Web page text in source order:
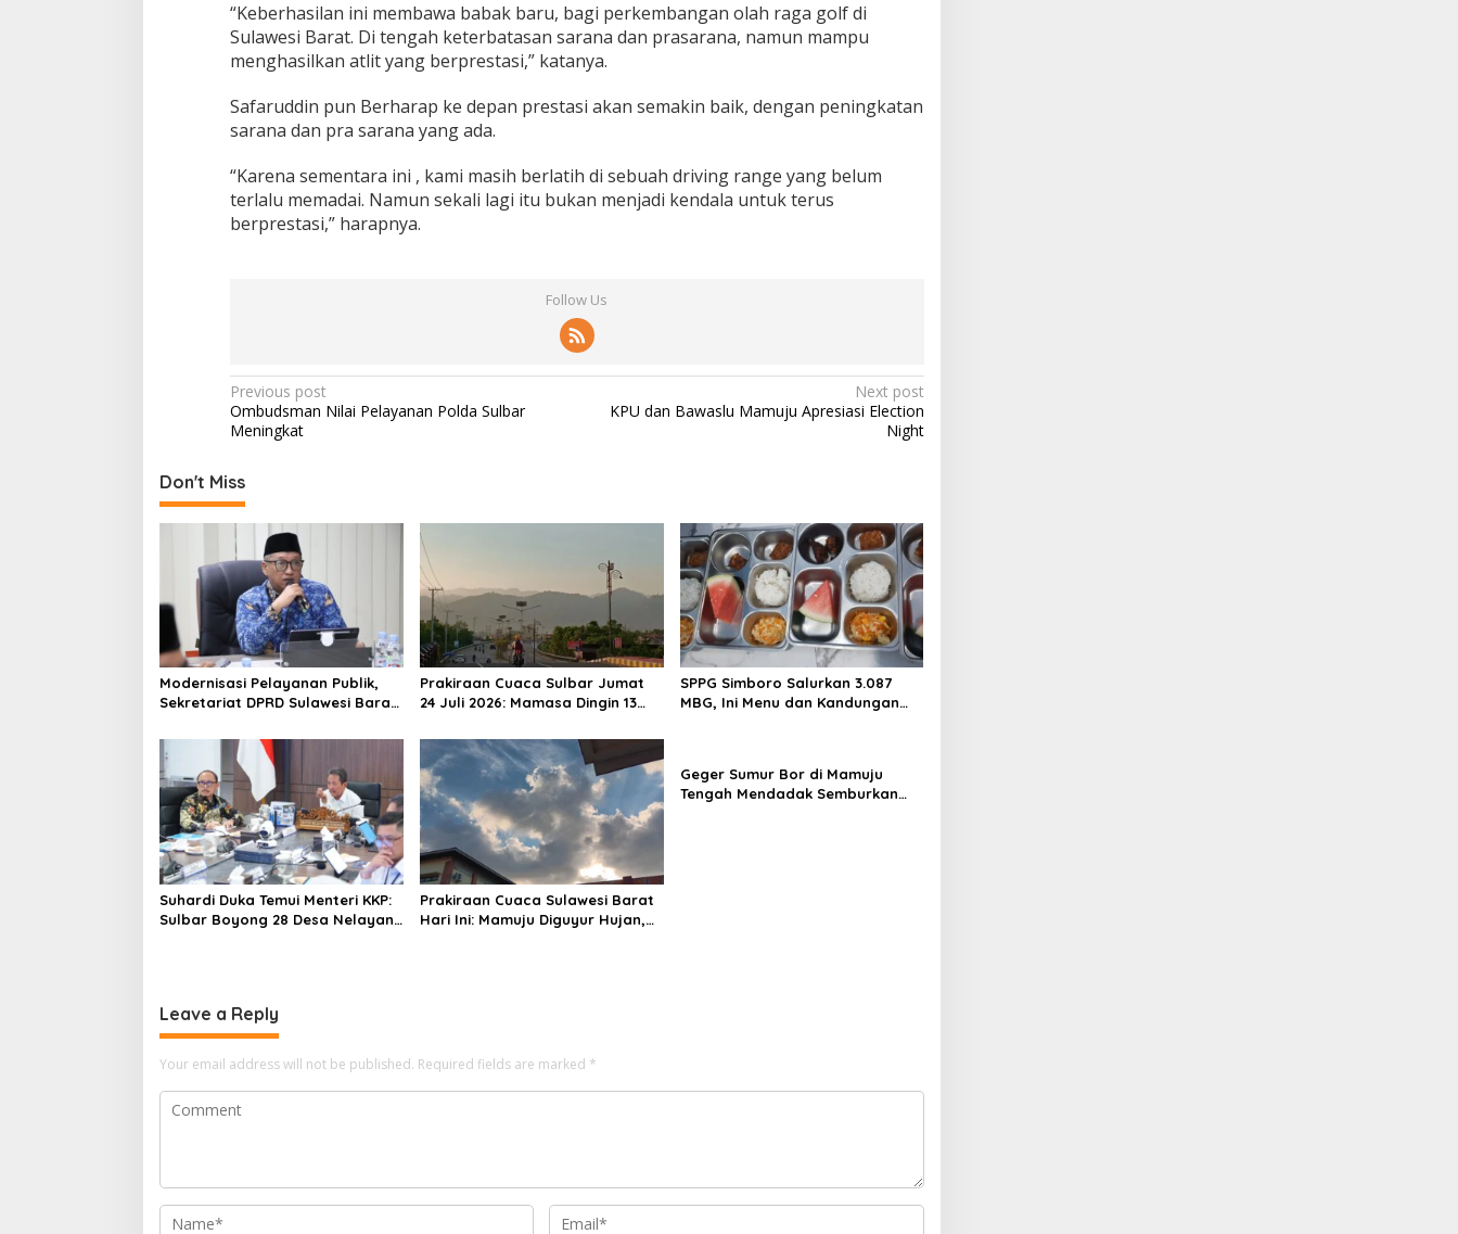
“Keberhasilan ini membawa babak baru, bagi perkembangan olah raga golf di
Sulawesi Barat. Di tengah keterbatasan sarana dan prasarana, namun mampu
menghasilkan atlit yang berprestasi,” katanya.
Safaruddin pun Berharap ke depan prestasi akan semakin baik, dengan peningkatan
sarana dan pra sarana yang ada.
“Karena sementara ini , kami masih berlatih di sebuah driving range yang belum
terlalu memadai. Namun sekali lagi itu bukan menjadi kendala untuk terus
berprestasi,” harapnya.
Follow Us
P
o
t
n
a
v
i
g
a
t
i
o
n
Previous post
Ombudsman Nilai Pelayanan Polda Sulbar
Meningkat
Next post
KPU dan Bawaslu Mamuju Apresiasi Election
Night
Don't Miss
Modernisasi Pelayanan Publik,
Sekretariat DPRD Sulawesi Barat
Prakiraan Cuaca Sulbar Jumat
24 Juli 2026: Mamasa Dingin 13
SPPG Simboro Salurkan 3.087
MBG, Ini Menu dan Kandungan
Suhardi Duka Temui Menteri KKP:
Sulbar Boyong 28 Desa Nelayan
Prakiraan Cuaca Sulawesi Barat
Hari Ini: Mamuju Diguyur Hujan,
Geger Sumur Bor di Mamuju
Tengah Mendadak Semburkan
Leave a Reply
Your email address will not be published. Required fields are marked *